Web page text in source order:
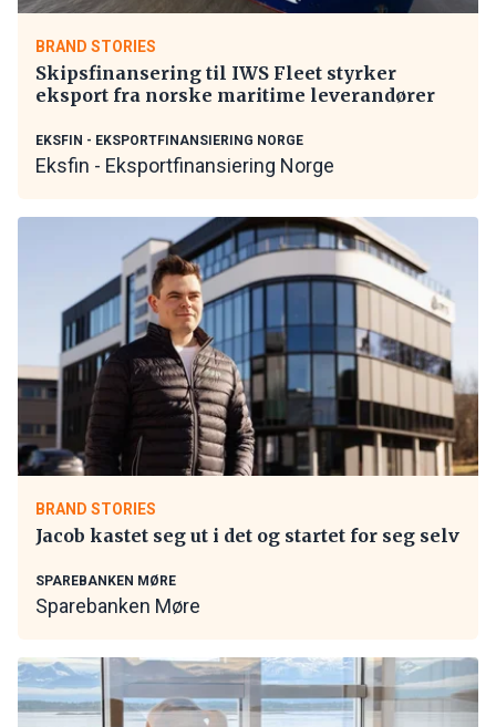
BRAND STORIES
Skipsfinansering til IWS Fleet styrker
eksport fra norske maritime leverandører
EKSFIN - EKSPORTFINANSIERING NORGE
Eksfin - Eksportfinansiering Norge
BRAND STORIES
Jacob kastet seg ut i det og startet for seg selv
SPAREBANKEN MØRE
Sparebanken Møre